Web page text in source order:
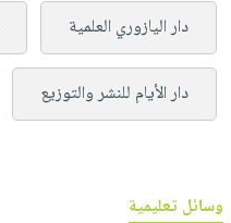
دار اليازوري العلمية
دار الأيام للنشر والتوزيع
وسائل تعليمية